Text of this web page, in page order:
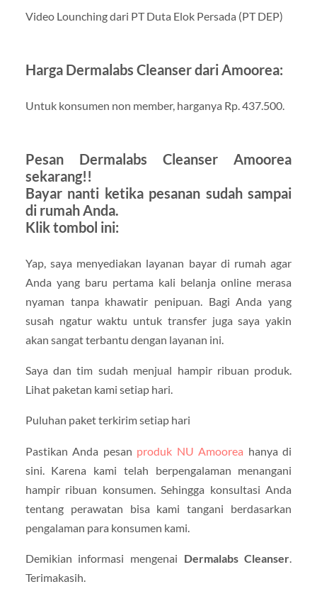
Video Lounching dari PT Duta Elok Persada (PT DEP)
Harga Dermalabs Cleanser dari Amoorea:
Untuk konsumen non member, harganya Rp. 437.500.
Pesan Dermalabs Cleanser Amoorea
sekarang!!
Bayar nanti ketika pesanan sudah sampai
di rumah Anda.
Klik tombol ini:
Yap, saya menyediakan layanan bayar di rumah agar
Anda yang baru pertama kali belanja online merasa
nyaman tanpa khawatir penipuan. Bagi Anda yang
susah ngatur waktu untuk transfer juga saya yakin
akan sangat terbantu dengan layanan ini.
Saya dan tim sudah menjual hampir ribuan produk.
Lihat paketan kami setiap hari.
Puluhan paket terkirim setiap hari
Pastikan Anda pesan produk NU Amoorea hanya di
sini. Karena kami telah berpengalaman menangani
hampir ribuan konsumen. Sehingga konsultasi Anda
tentang perawatan bisa kami tangani berdasarkan
pengalaman para konsumen kami.
Demikian informasi mengenai Dermalabs Cleanser
Terimakasih.